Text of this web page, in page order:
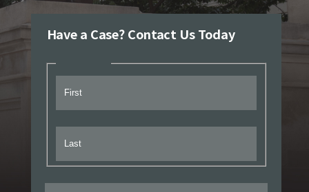
Have a Case? Contact Us Today